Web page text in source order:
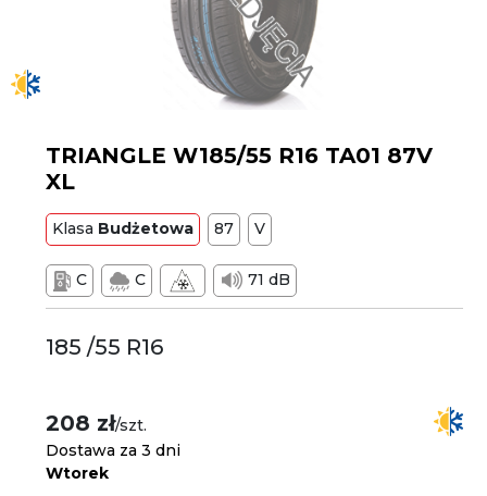
TRIANGLE W185/55 R16 TA01 87V
XL
Klasa Budżetowa 87 V
C C 71 dB
185 /55 R16
208 zł/szt.
Dostawa za 3 dni
Wtorek